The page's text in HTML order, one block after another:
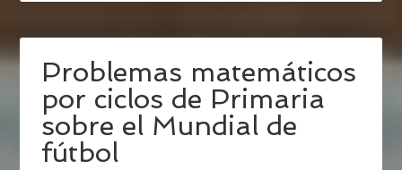
Problemas matemáticos
por ciclos de Primaria
sobre el Mundial de
fútbol